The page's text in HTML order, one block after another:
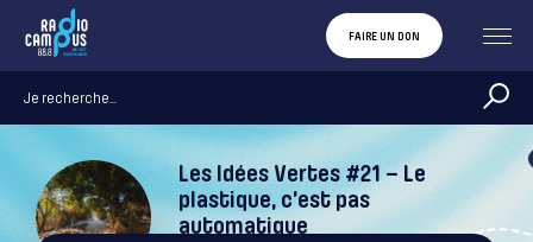
FAIRE UN DON
Les Idées Vertes #21 – Le
plastique, c’est pas
automatique